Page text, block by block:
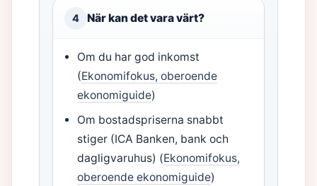
4 När kan det vara värt?
Om du har god inkomst
(Ekonomifokus, oberoende
ekonomiguide)
Om bostadspriserna snabbt
stiger (ICA Banken, bank och
dagligvaruhus) (Ekonomifokus,
oberoende ekonomiguide)